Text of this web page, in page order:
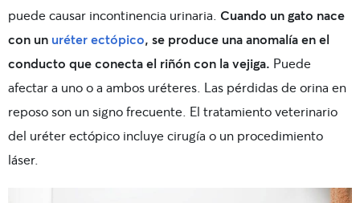
puede causar incontinencia urinaria. Cuando un gato nace
con un uréter ectópico, se produce una anomalía en el
conducto que conecta el riñón con la vejiga. Puede
afectar a uno o a ambos uréteres. Las pérdidas de orina en
reposo son un signo frecuente. El tratamiento veterinario
del uréter ectópico incluye cirugía o un procedimiento
láser.